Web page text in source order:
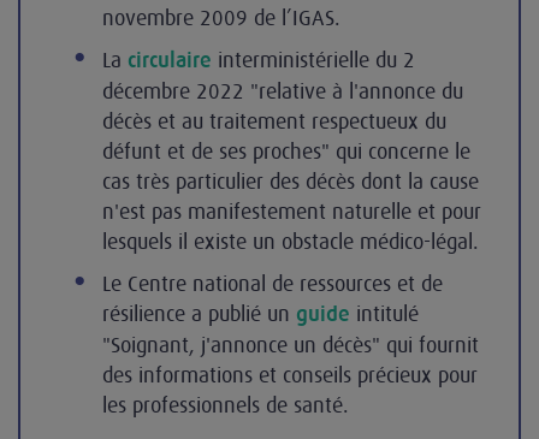
novembre 2009 de l’IGAS.
La circulaire interministérielle du 2
décembre 2022 "relative à l'annonce du
décès et au traitement respectueux du
défunt et de ses proches" qui concerne le
cas très particulier des décès dont la cause
n'est pas manifestement naturelle et pour
lesquels il existe un obstacle médico-légal.
Le Centre national de ressources et de
résilience a publié un guide intitulé
"Soignant, j'annonce un décès" qui fournit
des informations et conseils précieux pour
les professionnels de santé.